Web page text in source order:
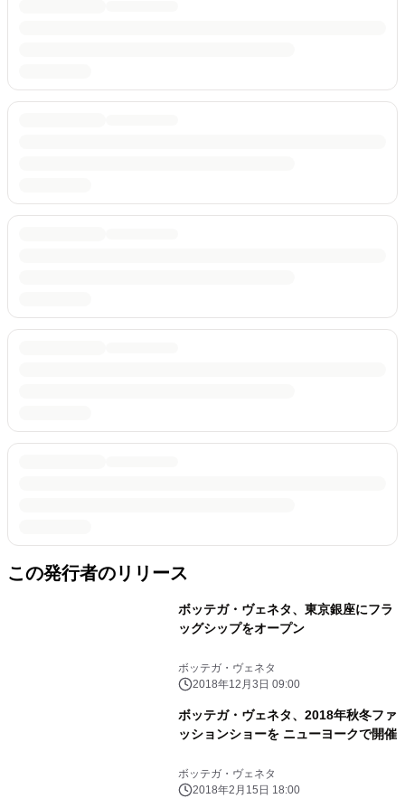
この発行者のリリース
ボッテガ・ヴェネタ、東京銀座にフラ
ッグシップをオープン
ボッテガ・ヴェネタ
2018年12月3日 09:00
ボッテガ・ヴェネタ、2018年秋冬ファ
ッションショーを ニューヨークで開催
ボッテガ・ヴェネタ
2018年2月15日 18:00